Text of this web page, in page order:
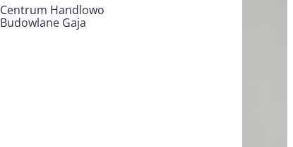
Centrum Handlowo
Budowlane Gaja